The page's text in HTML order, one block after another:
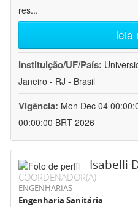
res...
leia
Instituição/UF/País:
Janeiro - RJ - Brasil
Vigência: Mon Dec 04
00:00:00 BRT 2026
Isabelli
COORDENADOR(A)
ENGENHARIAS
Engenharia Sanitária